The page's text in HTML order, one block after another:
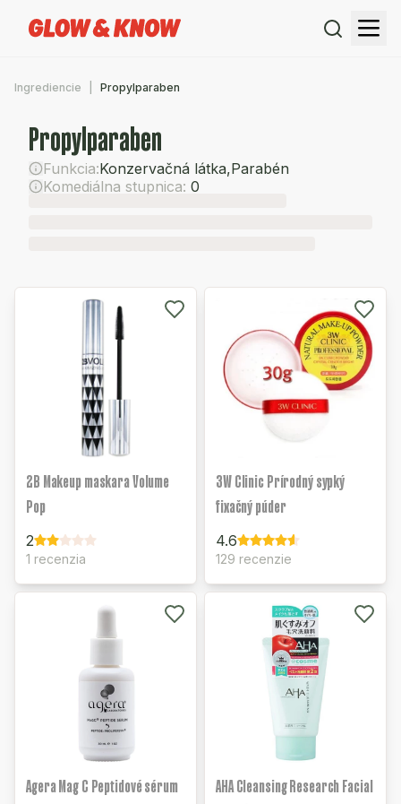
Ingrediencie Propylparaben
Propylparaben
Funkcia:Konzervačná látka,Parabén
Komediálna stupnica: 0
2B Makeup maskara Volume
Pop
2
1 recenzia
3W Clinic Prírodný sypký
fixačný púder
4.6
129 recenzie
Agera Mag C Peptidové sérum
AHA Cleansing Research Facial